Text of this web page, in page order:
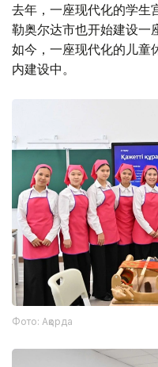
去年，一座现代化的学生
勒奥尔达市也开始建设一
如今，一座现代化的儿童
内建设中。
Фото: Ақорда